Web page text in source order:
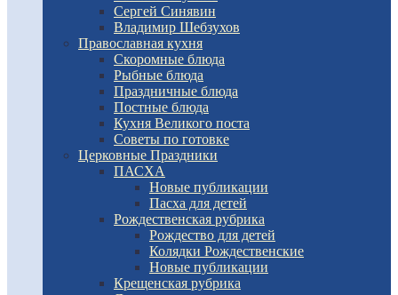
Сергей Синявин
Владимир Шебзухов
Православная кухня
Скоромные блюда
Рыбные блюда
Праздничные блюда
Постные блюда
Кухня Великого поста
Советы по готовке
Церковные Праздники
ПАСХА
Новые публикации
Пасха для детей
Рождественская рубрика
Рождество для детей
Колядки Рождественские
Новые публикации
Крещенская рубрика